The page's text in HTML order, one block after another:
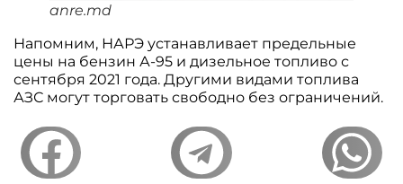
anre.md
Напомним, НАРЭ устанавливает предельные
цены на бензин А-95 и дизельное топливо с
сентября 2021 года. Другими видами топлива
АЗС могут торговать свободно без ограничений.